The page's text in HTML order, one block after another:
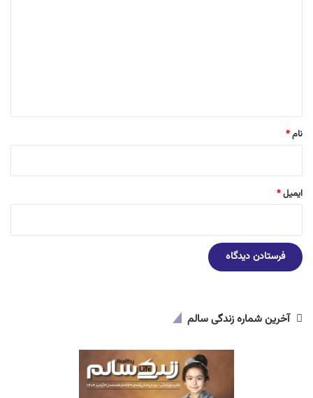
نام*
ایمیل*
آخرین شماره زندگی سالم